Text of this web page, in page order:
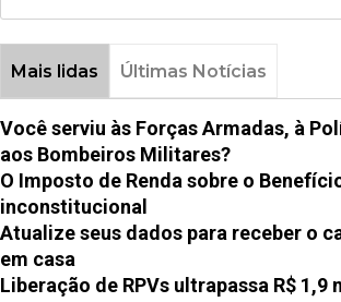
Mais lidas Últimas Notícias
Você serviu às Forças Armadas, à
aos Bombeiros Militares?
O Imposto de Renda sobre o
inconstitucional
Atualize seus dados para receber o
em casa
Liberação de RPVs ultrapassa R$ 1,9